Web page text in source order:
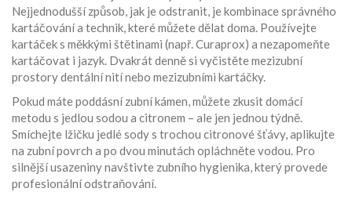
Nejjednodušší způsob, jak je odstranit, je kombinace správného
kartáčování a technik, které můžete dělat doma. Používejte
kartáček s měkkými štětinami (např. Curaprox) a nezapomeňte
kartáčovat i jazyk. Dvakrát denně si vyčistěte mezizubní
prostory dentální nití nebo mezizubními kartáčky.
Pokud máte poddásní zubní kámen, můžete zkusit domácí
metodu s jedlou sodou a citronem – ale jen jednou týdně.
Smíchejte lžičku jedlé sody s trochou citronové šťávy, aplikujte
na zubní povrch a po dvou minutách opláchněte vodou. Pro
silnější usazeniny navštivte zubního hygienika, který provede
profesionální odstraňování.